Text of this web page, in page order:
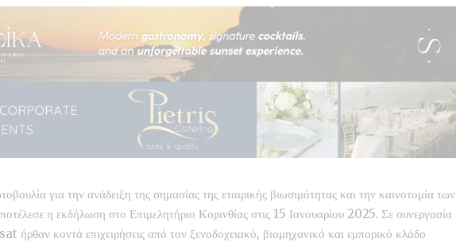
για την ανάδειξη της σημασίας της εταιρικής βιωσιμότητας και την καινοτομία των
η εκδήλωση στο Επιμελητήριο Κορινθίας στις 15 Ιανουαρίου 2025. Σε συνεργασία
ήρθαν κοντά επιχειρήσεις από τον ξενοδοχειακό, βιομηχανικό και εμπορικό κλάδο